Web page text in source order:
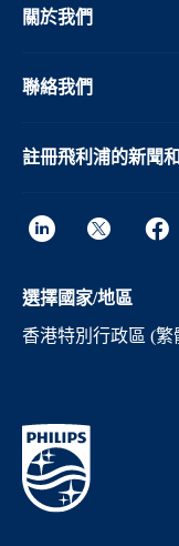
關於我們
聯絡我們
註冊飛利浦的新聞
選擇國家/地區
香港特別行政區 (繁